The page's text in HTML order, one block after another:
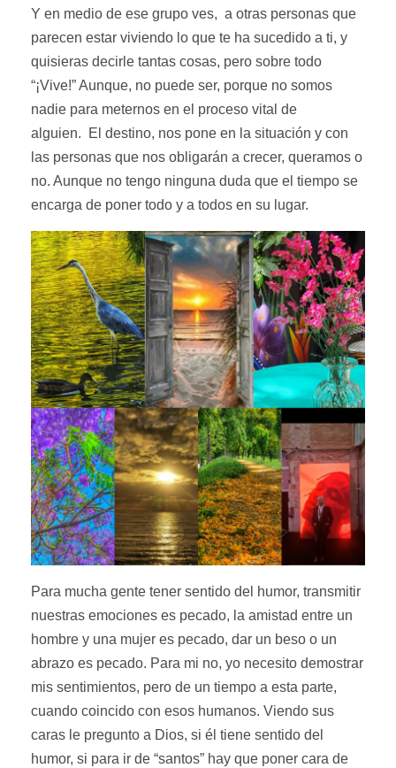
Y en medio de ese grupo ves, a otras personas que
parecen estar viviendo lo que te ha sucedido a ti, y
quisieras decirle tantas cosas, pero sobre todo
“¡Vive!” Aunque, no puede ser, porque no somos
nadie para meternos en el proceso vital de
alguien. El destino, nos pone en la situación y con
las personas que nos obligarán a crecer, queramos o
no. Aunque no tengo ninguna duda que el tiempo se
encarga de poner todo y a todos en su lugar.
Para mucha gente tener sentido del humor, transmitir
nuestras emociones es pecado, la amistad entre un
hombre y una mujer es pecado, dar un beso o un
abrazo es pecado. Para mi no, yo necesito demostrar
mis sentimientos, pero de un tiempo a esta parte,
cuando coincido con esos humanos. Viendo sus
caras le pregunto a Dios, si él tiene sentido del
humor, si para ir de “santos” hay que poner cara de